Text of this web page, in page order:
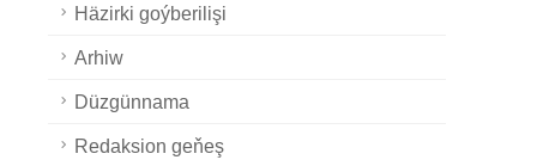
Häzirki goýberilişi
Arhiw
Düzgünnama
Redaksion geňeş